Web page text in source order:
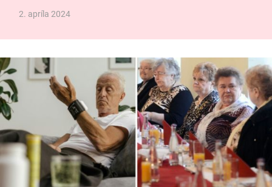
2. apríla 2024